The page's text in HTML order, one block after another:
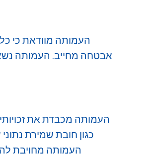
​העמותה מוודאת כי
אבטחה מחייב. העמותה
​העמותה מכבדת את
כגון חובת שמירת
העמותה מחויבת